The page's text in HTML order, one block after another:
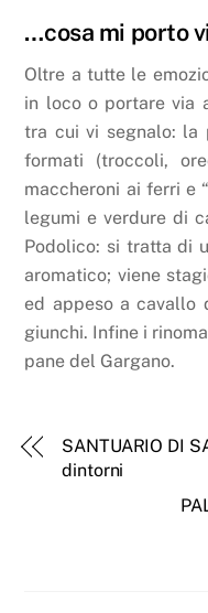
…cosa mi porto
Oltre a tutte le
in loco o portare via
tra cui vi segnalo: la
formati (troccoli,
maccheroni ai ferri e
legumi e verdure di
Podolico: si tratta di
aromatico; viene
ed appeso a cavallo
giunchi. Infine i
pane del Gargano.
SANTUARIO DI
dintorni